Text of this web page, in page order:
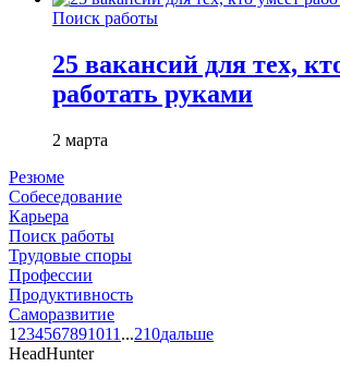
Поиск работы
25 вакансий для тех,
работать руками
2 марта
Резюме
Собеседование
Карьера
Поиск работы
Трудовые споры
Профессии
Продуктивность
Саморазвитие
1 234567891011 ...210дальше
HeadHunter